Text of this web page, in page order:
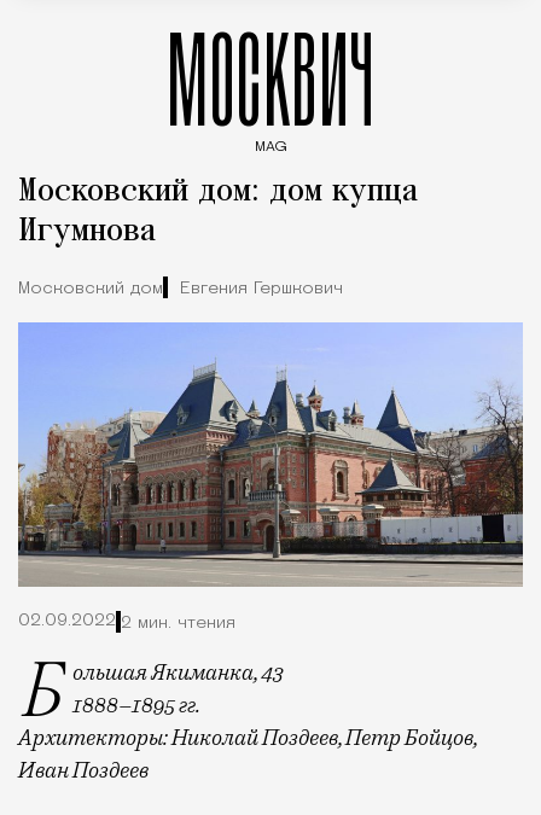
МОСКВИЧ
MAG
Московский дом: дом купца
Игумнова
Московский дом Евгения Гершкович
02.09.2022 2 мин. чтения
Большая Якиманка, 43
1888–1895 гг.
Архитекторы: Николай Поздеев, Петр Бойцов,
Иван Поздеев